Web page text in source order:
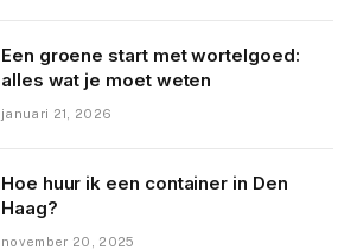
Een groene start met wortelgoed:
alles wat je moet weten
januari 21, 2026
Hoe huur ik een container in Den
Haag?
november 20, 2025